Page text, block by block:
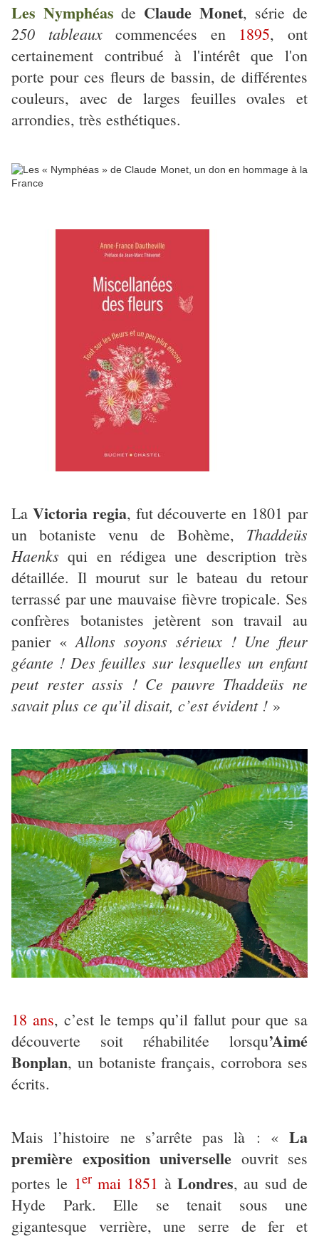
Les Nymphéas de Claude Monet, série de
250 tableauxcommencées en 1895, ont
certainement contribué à l'intérêt que l'on
porte pour ces fleurs de bassin, de différentes
couleurs, avec de larges feuilles ovales et
arrondies, très esthétiques.
La Victoria regia, fut découverte en 1801 par
un botaniste venu de Bohème, Thaddeüs
Haenks qui en rédigea une description très
détaillée. Il mourut sur le bateau du retour
terrassé par une mauvaise fièvre tropicale. Ses
confrères botanistes jetèrent son travail au
panier «Allons soyons sérieux ! Une fleur
géante ! Des feuilles sur lesquelles un enfant
peut rester assis ! Ce pauvre Thaddeüs ne
savait plus ce qu’il disait, c’est évident ! »
18 ans, c’est le temps qu’il fallut pour que sa
découverte soit réhabilitée lorsqu’Aimé
Bonplan, un botaniste français, corrobora ses
écrits.
Mais l’histoire ne s’arrête pas là : « La
première exposition universelle ouvrit ses
portes le 1ermai 1851 àLondres, au sud de
Hyde Park. Elle se tenait sous une
gigantesque verrière, une serre de fer et